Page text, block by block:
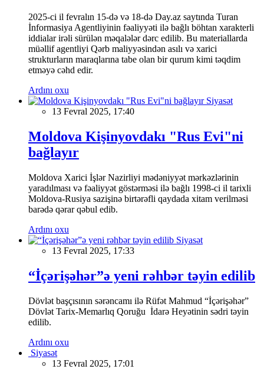
2025-ci il fevralın 15-də və 18-də Day.az saytında Turan
İnformasiya Agentliyinin fəaliyyəti ilə bağlı böhtan xarakterli
iddialar irəli sürülən məqalələr dərc edilib. Bu materiallarda
müəllif agentliyi Qərb maliyyəsindən asılı və xarici
strukturların maraqlarına tabe olan bir qurum kimi təqdim
etməyə cəhd edir.
Ardını oxu
Siyasət
13 Fevral 2025, 17:40
Moldova Kişinyovdakı "Rus Evi"ni
bağlayır
Moldova Xarici İşlər Nazirliyi mədəniyyət mərkəzlərinin
yaradılması və fəaliyyət göstərməsi ilə bağlı 1998-ci il tarixli
Moldova-Rusiya sazişinə birtərəfli qaydada xitam verilməsi
barədə qərar qəbul edib.
Ardını oxu
Siyasət
13 Fevral 2025, 17:33
“İçərişəhər”ə yeni rəhbər təyin edilib
Dövlət başçısının sərəncamı ilə Rüfət Mahmud “İçərişəhər”
Dövlət Tarix-Memarlıq Qoruğu İdarə Heyətinin sədri təyin
edilib.
Ardını oxu
Siyasət
13 Fevral 2025, 17:01